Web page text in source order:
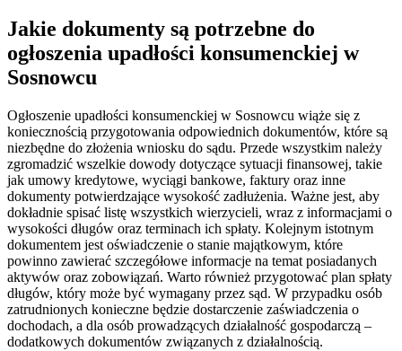
Jakie dokumenty są potrzebne do
ogłoszenia upadłości konsumenckiej w
Sosnowcu
Ogłoszenie upadłości konsumenckiej w Sosnowcu wiąże się z
koniecznością przygotowania odpowiednich dokumentów, które są
niezbędne do złożenia wniosku do sądu. Przede wszystkim należy
zgromadzić wszelkie dowody dotyczące sytuacji finansowej, takie
jak umowy kredytowe, wyciągi bankowe, faktury oraz inne
dokumenty potwierdzające wysokość zadłużenia. Ważne jest, aby
dokładnie spisać listę wszystkich wierzycieli, wraz z informacjami o
wysokości długów oraz terminach ich spłaty. Kolejnym istotnym
dokumentem jest oświadczenie o stanie majątkowym, które
powinno zawierać szczegółowe informacje na temat posiadanych
aktywów oraz zobowiązań. Warto również przygotować plan spłaty
długów, który może być wymagany przez sąd. W przypadku osób
zatrudnionych konieczne będzie dostarczenie zaświadczenia o
dochodach, a dla osób prowadzących działalność gospodarczą –
dodatkowych dokumentów związanych z działalnością.